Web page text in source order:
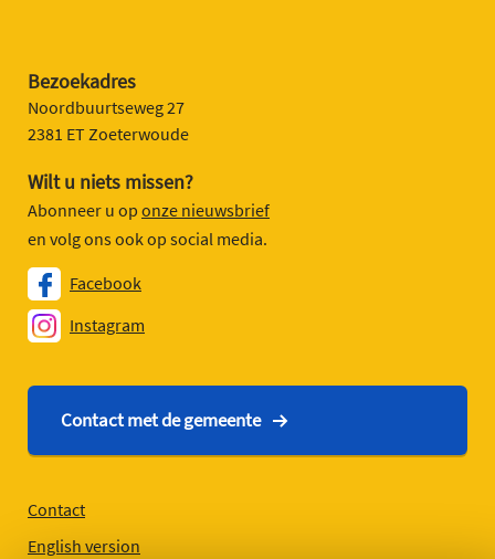
Bezoekadres
Noordbuurtseweg 27
2381 ET Zoeterwoude
Wilt u niets missen?
Abonneer u op onze nieuwsbrief
en volg ons ook op social media.
Facebook
Instagram
Contact met de gemeente
Contact
English version